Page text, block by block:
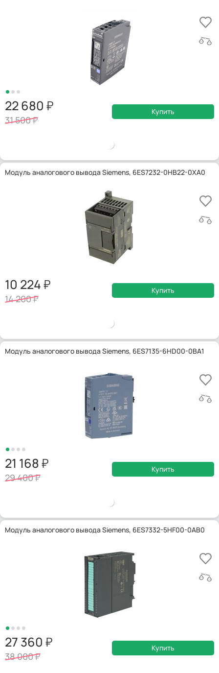
22 680
31 500
Купить
Модуль аналогового вывода Siemens, 6ES7232-0HB22-0XA0
10 224
14 200
Купить
Модуль аналогового вывода Siemens, 6ES7135-6HD00-0BA1
21 168
29 400
Купить
Модуль аналогового вывода Siemens, 6ES7332-5HF00-0AB0
27 360
38 000
Купить